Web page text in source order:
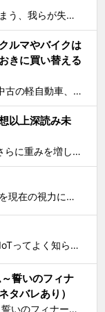
思ったことを口に出して言ってしまう、我らが失言王たる黄前久美子がまたもやブチかましてくれました。 「変ですよね、学校の吹奏楽って」 リアルな吹奏楽の世界では一種の禁句めいた話題らしいところまで切り込んでくるあたり、ユーフォ3の覚悟の程が再確認できます。 それはともかく久...
ルマやバイクは
きに買い替える
16年落ち・走行距離14万km超の中古の軽自動車、2006年式スズキKeiワークス（HN22S型）の2WD・MT版を買った のが1ヶ月とちょっと前、あれこれと手を加えては都度Twitterに報告していたが、購入当初に予定していたモデファイがだいたい落ち着いたので中間報告と、いじっ...
以上深読み未
3ヶ月にわたる放送が終盤に来てさらに重みを増して、それをどう自分なりに消化してテキストとして残せばいいかを考えてたら数週間が経過してました。難関である関西大会を前に北宇治高校吹奏楽部とその部長でひとりのユーフォニアム奏者でもある黄前久美子という人物に「史上最大の危機」が訪れたのが...
手持ちのメガネフレームのレンズを現在の視力に合わせて総入れ替えしてから気になり始めた手元を見るときの違和感が特にこの1年で増したので、思い切って遠近両用メガネを新調した。要するにアラフィフにふさわしく老眼が進んで近くが見えづらくなったので、道具でサポートせねばならなくなったわけで...
とか言いつつスマートホームとかIoTってよく知らんけど、おもしろ電気小物を活用して家電生活をもっとエンジョイしちゃおう！というわけで初歩的なものからIT系ガジェットまで一気に紹介して使い方の提案をしようと思う。 0）アナログ的なもの：リモコンコンセント、タイマーつきコンセント...
誓いのフィナ
タバレあり）
「劇場版 響け！ユーフォニアム～誓いのフィナーレ～」レビューシリーズの最後は、 総論 と 作画編 に続いて音楽編。これまでの記事ではいささかシビアな見方をしてきたが、音楽は、これまでと同様の上質さでもって我々を楽しませてくれたと思う。 「ユーフォ」シリーズは、極めてすぐれた音...